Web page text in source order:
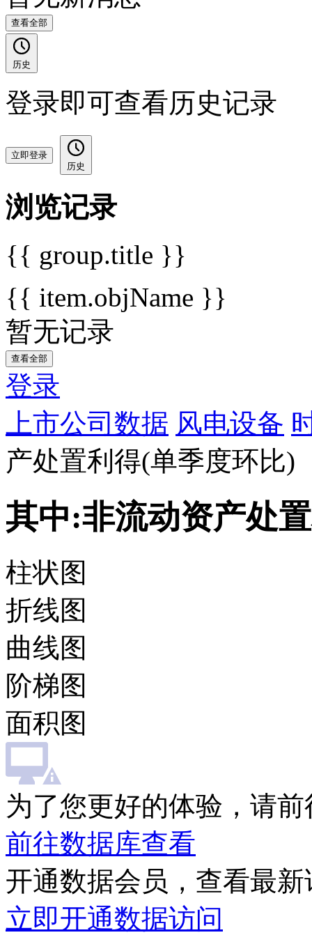
查看全部
历史
登录即可查看历史记录
立即登录
历史
浏览记录
{{ group.title }}
{{ item.objName }}
暂无记录
查看全部
登录
上市公司数据 风电设备
产处置利得(单季度环比)
其中:非流动资产处
柱状图
折线图
曲线图
阶梯图
面积图
为了您更好的体验，请
前往数据库查看
开通数据会员，查看最
立即开通数据访问